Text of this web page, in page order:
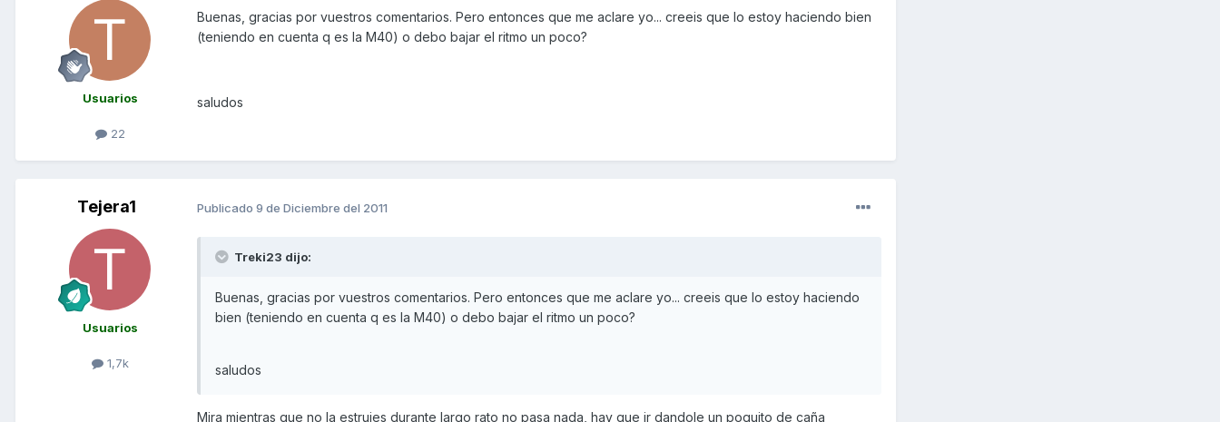
Usuarios
22
Buenas, gracias por vuestros comentarios. Pero entonces que me aclare yo... creeis que lo estoy haciendo bien
(teniendo en cuenta q es la M40) o debo bajar el ritmo un poco?
saludos
Tejera1
Usuarios
1,7k
Publicado 9 de Diciembre del 2011
Treki23 dijo:
Buenas, gracias por vuestros comentarios. Pero entonces que me aclare yo... creeis que lo estoy haciendo
bien (teniendo en cuenta q es la M40) o debo bajar el ritmo un poco?
saludos
Mira mientras que no la estrujes durante largo rato no pasa nada, hay que ir dandole un poquito de caña